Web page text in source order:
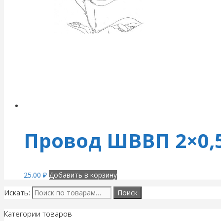
Провод ШВВП
25.00 ₽ Добавить в корзину
Искать:
Категории товаров